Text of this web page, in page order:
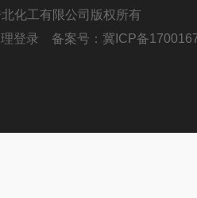
化工有限公司版权所有
登录 备案号： 冀ICP备